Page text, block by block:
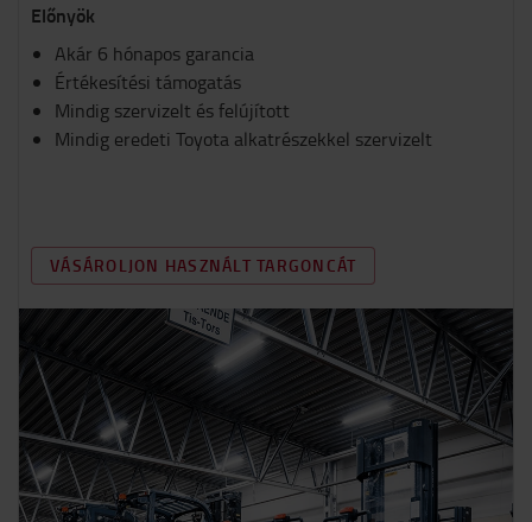
Előnyök
Akár 6 hónapos garancia
Értékesítési támogatás
Mindig szervizelt és felújított
Mindig eredeti Toyota alkatrészekkel szervizelt
VÁSÁROLJON HASZNÁLT TARGONCÁT